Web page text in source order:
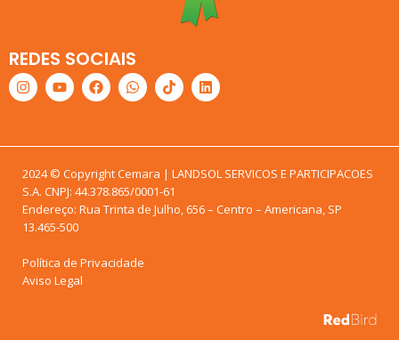
REDES SOCIAIS
2024 © Copyright Cemara | LANDSOL SERVICOS E PARTICIPACOES
S.A. CNPJ: 44.378.865/0001-61
Endereço: Rua Trinta de Julho, 656 – Centro – Americana, SP
13.465-500
Política de Privacidade
Aviso Legal